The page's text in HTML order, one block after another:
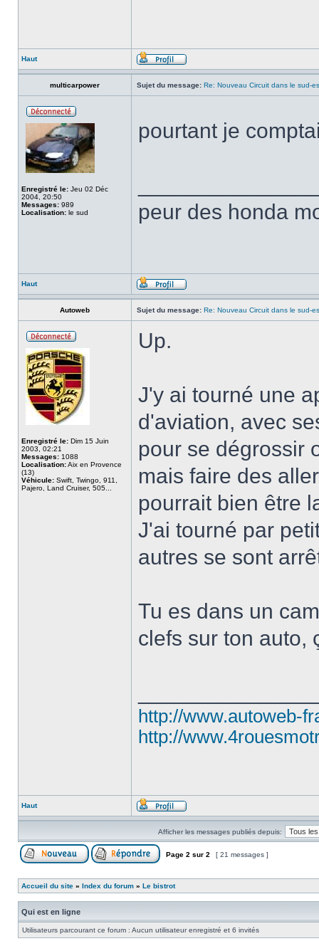
Haut
multicarpower Sujet du message: Re: Nouveau Circuit dans le sud-
Enregistré le: Jeu 02 Déc
2004, 20:50
Messages: 989
Localisation: le sud
pourtant je
peur des honda
Haut
Autoweb Sujet du message: Re: Nouveau Circuit dans le sud-
Enregistré le: Dim 15 Juin
2003, 02:21
Messages: 1088
Localisation:Aix en Provence
(13)
Véhicule: Swift, Twingo, 911,
Pajero, Land Cruiser, 505...
Up.
J'y ai tourné une
d'aviation, avec
pour se dégrossir
mais faire des
pourrait bien être
J'ai tourné par
autres se sont
Tu es dans un
clefs sur ton auto,
http://www.autoweb-
http://
Haut
Afficher les messages publiés depuis:
Page 2 sur 2 [ 21 messages ]
Accueil du site » Index du forum » Le bistrot
Qui est en ligne
Utilisateurs parcourant ce forum : Aucun utilisateur enregistré et 6 invités